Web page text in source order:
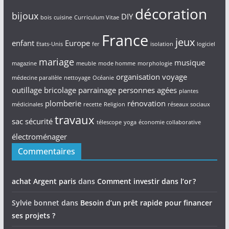
bijoux bois cuisine Curriculum Vitae DIY décoration
enfant Etats-Unis Europe fer France isolation jeux logiciel
magazine mariage meuble mode homme morphologie musique
médecine parallèle nettoyage Océanie organisation voyage
outillage bricolage parrainage personnes agées plantes
médicinales plomberie recette Religion rénovation réseaux sociaux
sac sécurité travaux télescope yoga économie collaborative
électroménager
Commentaires
achat Argent parisdans Comment investir dans l’or ?
Sylvie bonnet dans Besoin d’un prêt rapide pour financer
ses projets ?